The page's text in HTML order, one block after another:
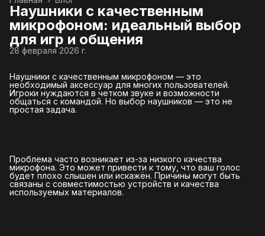
Наушники с качественным
микрофоном: идеальный выбор
для игр и общения
28 февраля 2026 г.
Наушники с качественным микрофоном — это
необходимый аксессуар для многих пользователей.
Игроки нуждаются в четком звуке и возможности
общаться с командой. Но выбор наушников — это не
простая задача.
Проблема часто возникает из-за низкого качества
микрофона. Это может привести к тому, что ваш голос
будет плохо слышен или искажён. Причины могут быть
связаны с совместимостью устройств и качества
используемых материалов.